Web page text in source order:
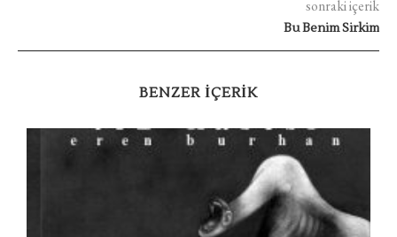
sonraki içerik
Bu Benim Sirkim
BENZER IÇERIK